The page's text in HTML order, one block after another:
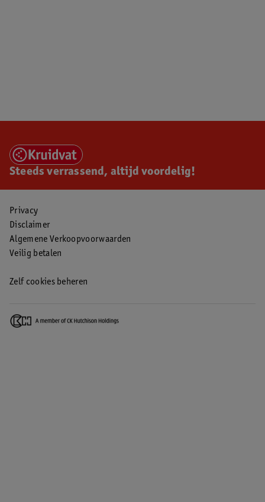
Steeds verrassend, altijd voordelig!
Privacy
Disclaimer
Algemene Verkoopvoorwaarden
Veilig betalen
Zelf cookies beheren